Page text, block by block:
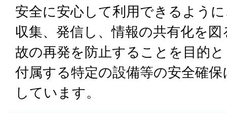
安全に安心して利用できるよう
収集、発信し、情報の共有化を
故の再発を防止することを目的
付属する特定の設備等の安全確
しています。